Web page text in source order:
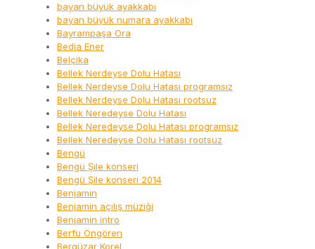
bayan büyük ayakkabı
bayan büyük numara ayakkabı
Bayrampaşa Ora
Bedia Ener
Belçika
Bellek Nerdeyse Dolu Hatası
Bellek Nerdeyse Dolu Hatası programsız
Bellek Nerdeyse Dolu Hatası rootsuz
Bellek Neredeyse Dolu Hatası
Bellek Neredeyse Dolu Hatası programsız
Bellek Neredeyse Dolu Hatası rootsuz
Bengü
Bengü Şile konseri
Bengü Şile konseri 2014
Benjamin
Benjamin açılış müziği
Benjamin intro
Berfu Öngören
Bergüzar Korel